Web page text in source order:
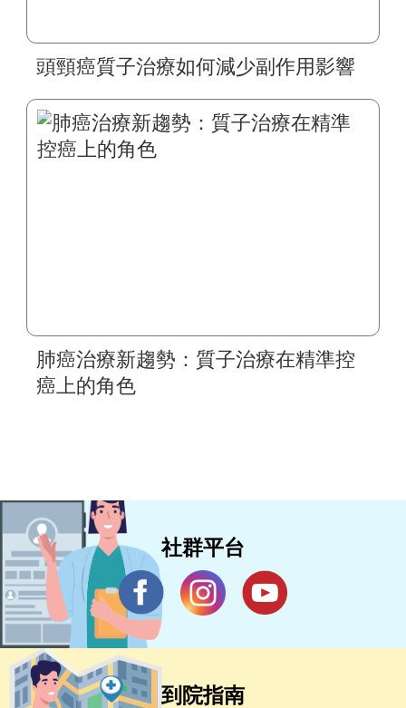
頭頸癌質子治療如何減少副作用影響
肺癌治療新趨勢：質子治療在精準控
癌上的角色
社群平台
到院指南